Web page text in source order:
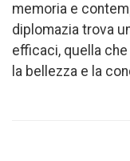
memoria e
diplomazia trova
efficaci, quella
la bellezza e la